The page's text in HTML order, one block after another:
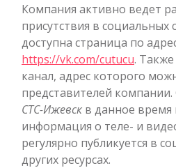
Компания активно ведет
присутствия в социальных
доступна страница по
https://vk.com/cutucu.
канал, адрес которого
представителей
СТС-Ижевск в данное время
информация о теле- и
регулярно публикуется в
других ресурсах.